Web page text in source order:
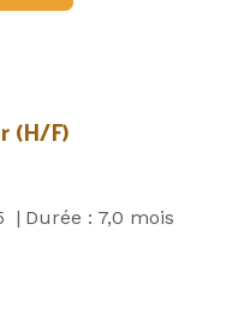
(H/F)
| Durée : 7,0 mois